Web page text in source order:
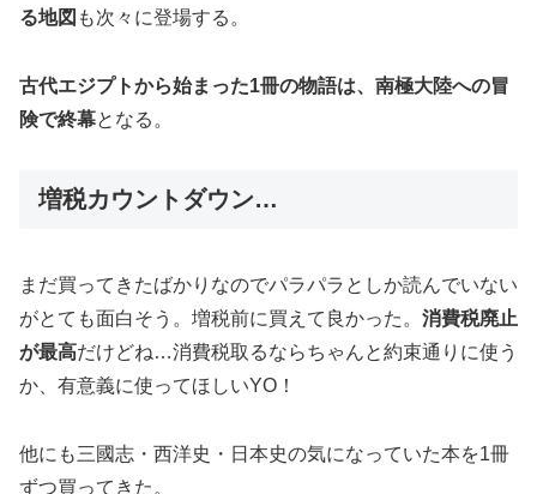
る地図 も次々に登場する。
古代エジプトから始まった1冊の物語は、南極大陸への冒
険で終幕となる。
増税カウントダウン…
まだ買ってきたばかりなのでパラパラとしか読んでいない
がとても面白そう。増税前に買えて良かった。 消費税廃止
が最高だけどね…消費税取るならちゃんと約束通りに使う
か、有意義に使ってほしいYO！
他にも三國志・西洋史・日本史の気になっていた本を1冊
ずつ買ってきた。